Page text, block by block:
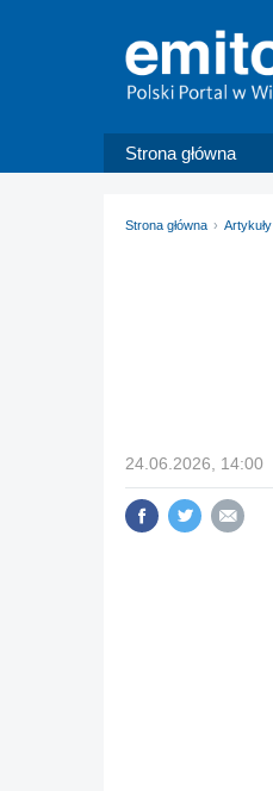
Strona główna
Strona główna Artykuły
24.06.2026, 14:00